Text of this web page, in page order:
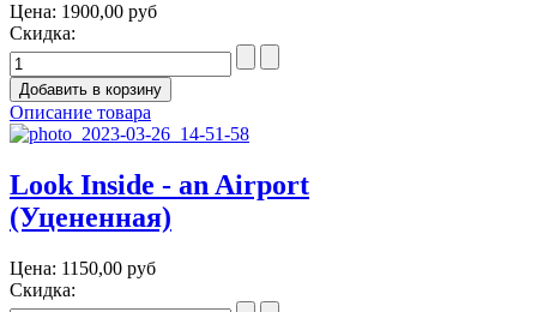
Цена: 1900,00 руб
Скидка:
Описание товара
Look Inside - an Airport
(Уцененная)
Цена: 1150,00 руб
Скидка: